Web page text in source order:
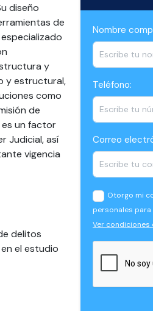
diseño
de
y
y estructural,
como
de
un factor
Judicial, así
vigencia
delitos
el estudio
Nombre
Teléfono:
Correo
Otorgo mi
personales
Ver condiciones